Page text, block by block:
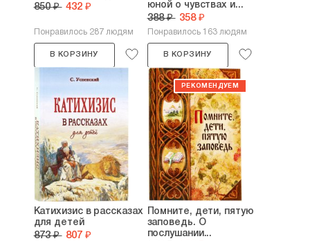
850 ₽ 432 ₽
Понравилось 287 людям
В КОРЗИНУ
юной о чувствах и...
388 ₽ 358 ₽
Понравилось 163 людям
В КОРЗИНУ
Катихизис в рассказах
для детей
873 ₽ 807 ₽
Помните, дети, пятую
заповедь. О
послушании...